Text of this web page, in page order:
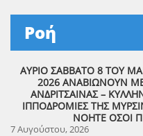
Ροή
ΑΥΡΙΟ ΣΑΒΒΑΤΟ 8 ΤΟΥ
2026 ΑΝΑΒΙΩΝΟΥΝ
ΑΝΔΡΙΤΣΑΙΝΑΣ –
ΙΠΠΟΔΡΟΜΙΕΣ ΤΗΣ
ΝΟΗΤΕ ΟΣΟΙ
7 Αυγούστου, 2026